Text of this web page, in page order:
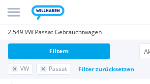
2.549 VW Passat Gebrauchtwagen
VW Passat Filter zurücksetzen
Filtern